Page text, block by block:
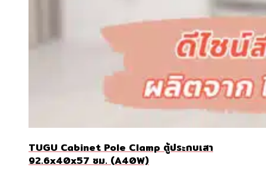
TUGU Cabinet Pole Clamp ตู้ประกบเสา
92.6x40x57 ซม. (A40W)